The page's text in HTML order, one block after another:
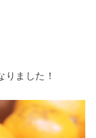
りました！